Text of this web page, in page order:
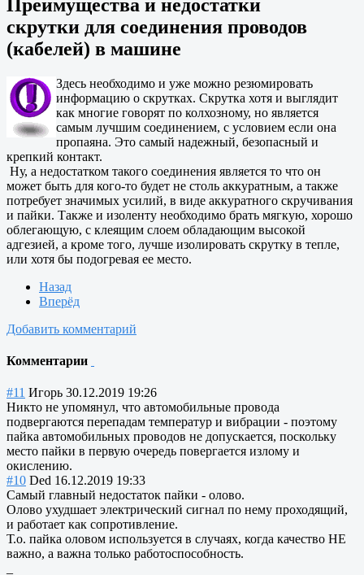
Преимущества и недостатки
скрутки для соединения проводов
(кабелей) в машине
Здесь необходимо и уже можно резюмировать
информацию о скрутках. Скрутка хотя и выглядит
как многие говорят по колхозному, но является
самым лучшим соединением, с условием если она
пропаяна. Это самый надежный, безопасный и
крепкий контакт.
Ну, а недостатком такого соединения является то что он
может быть для кого-то будет не столь аккуратным, а также
потребует значимых усилий, в виде аккуратного скручивания
и пайки. Также и изоленту необходимо брать мягкую, хорошо
облегающую, с клеящим слоем обладающим высокой
адгезией, а кроме того, лучше изолировать скрутку в тепле,
или хотя бы подогревая ее место.
Назад
Вперёд
Добавить комментарий
Комментарии
#11 Игорь 30.12.2019 19:26
Никто не упомянул, что автомобильные провода
подвергаются перепадам температур и вибрации - поэтому
пайка автомобильных проводов не допускается, поскольку
место пайки в первую очередь повергается излому и
окислению.
#10 Ded 16.12.2019 19:33
Самый главный недостаток пайки - олово.
Олово ухудшает электрический сигнал по нему проходящий,
и работает как сопротивление.
Т.о. пайка оловом используется в случаях, когда качество НЕ
важно, а важна только работоспособность.